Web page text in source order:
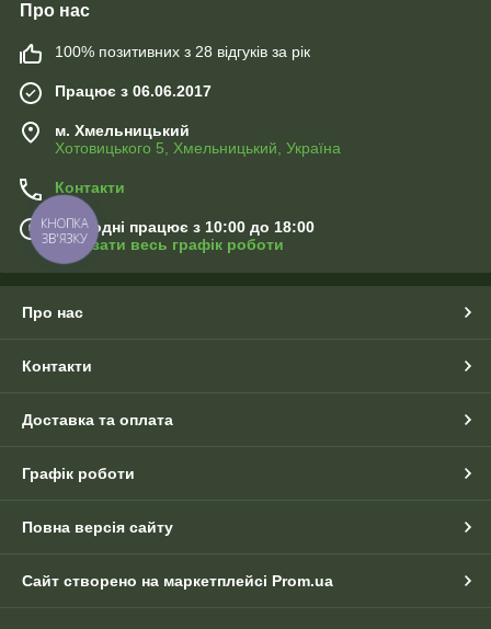
Про нас
100% позитивних з 28 відгуків за рік
Працює з 06.06.2017
м. Хмельницький
Хотовицького 5, Хмельницький, Україна
Контакти
Сьогодні працює з 10:00 до 18:00
Показати весь графік роботи
Про нас
Контакти
Доставка та оплата
Графік роботи
Повна версія сайту
Сайт створено на маркетплейсі Prom.ua
КНОПКА
ЗВ'ЯЗКУ